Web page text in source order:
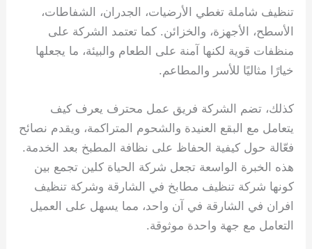
تنظيف شاملة تغطي الأرضيات، الجدران، الشفاطات،
الأسطح، الأجهزة، والخزائن. كما تعتمد الشركة على
منظفات قوية لكنها آمنة على الطعام والبيئة، ما يجعلها
خيارًا مثاليًا للأسر والمطاعم.
كذلك، تضم الشركة فريق عمل محترف يعرف كيف
يتعامل مع البقع العنيدة والشحوم المتراكمة، ويقدم نصائح
فعّالة حول كيفية الحفاظ على نظافة المطبخ بعد الخدمة.
هذه الخبرة الواسعة تجعل شركة الحياة كلين تجمع بين
كونها شركة تنظيف مطابخ في الشارقة وشركة تنظيف
افران في الشارقة في آن واحد، مما يسهل على العميل
التعامل مع جهة واحدة موثوقة.